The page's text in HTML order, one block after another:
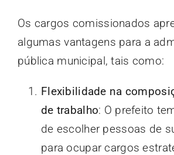
Os cargos comissionados
algumas vantagens para a
pública municipal, tais como:
Flexibilidade na
de trabalho: O prefeito
de escolher pessoas de
para ocupar cargos